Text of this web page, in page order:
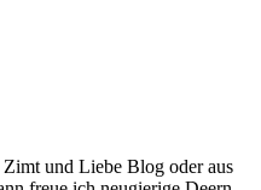
und Liebe Blog oder aus